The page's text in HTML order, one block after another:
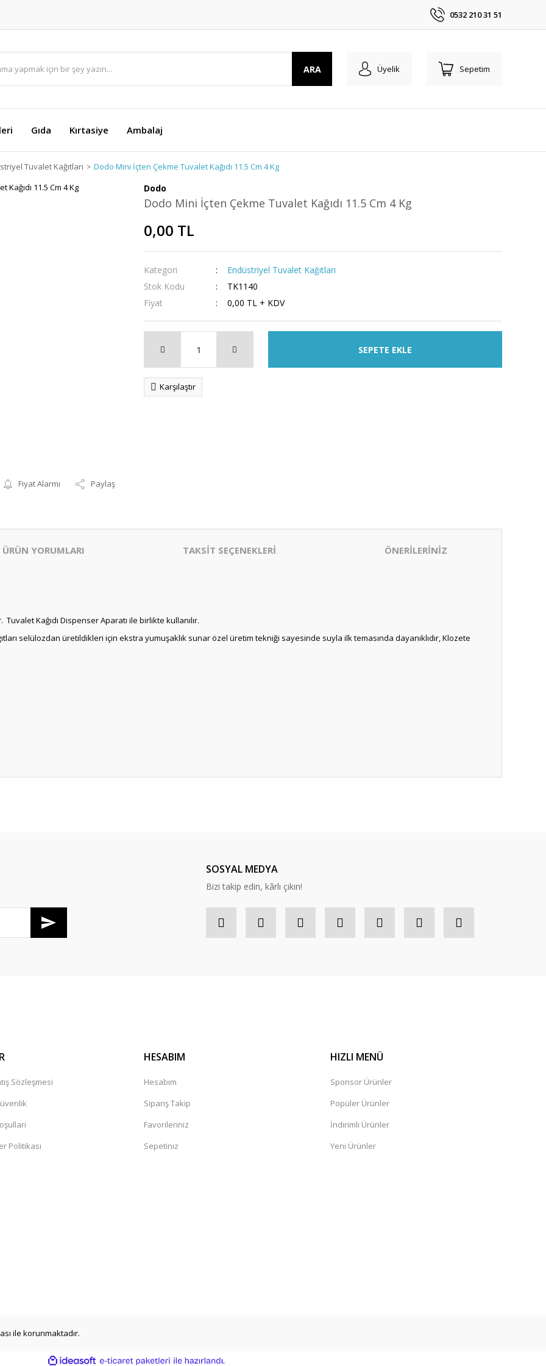
0532 210 31 51
ARA Üyelik Sepetim
Gıda Kırtasiye Ambalaj
Tuvalet Kağıtları Dodo Mini İçten Çekme Tuvalet Kağıdı 11.5 Cm 4 Kg
Fiyat Alarmı Paylaş
Dodo
Dodo Mini İçten Çekme Tuvalet Kağıdı 11.5 Cm 4 Kg
0,00 TL
Kategori
Endüstriyel Tuvalet Kağıtları
Stok Kodu
TK1140
Fiyat
0,00 TL + KDV
SEPETE EKLE
Karşılaştır
ÜRÜN YORUMLARI TAKSİT SEÇENEKLERİ ÖNERİLERİNİZ
Kağıdı Dispenser Aparatı ile birlikte kullanılır.
selülozdan üretildikleri için ekstra yumuşaklık sunar özel üretim tekniği sayesinde suyla ilk temasında dayanıklıdır, Klozete
SOSYAL MEDYA
Bizi takip edin, kârlı çıkın!
Sözleşmesi
Politikası
HESABIM
Hesabım
Sipariş Takip
Favorileriniz
Sepetiniz
HIZLI MENÜ
Sponsor Ürünler
Popüler Ürünler
İndirimli Ürünler
Yeni Ürünler
ile korunmaktadır.
ideasoft e-